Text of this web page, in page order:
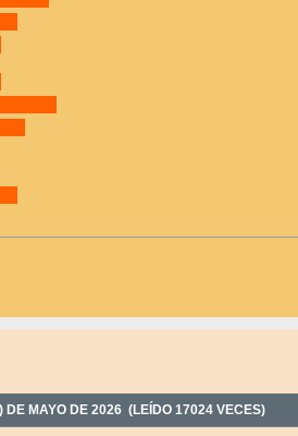
MAYO DE 2026 (LEÍDO 17024 VECES)